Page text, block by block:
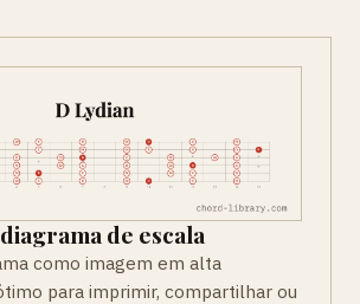
de escala
como imagem em alta
para imprimir, compartilhar ou